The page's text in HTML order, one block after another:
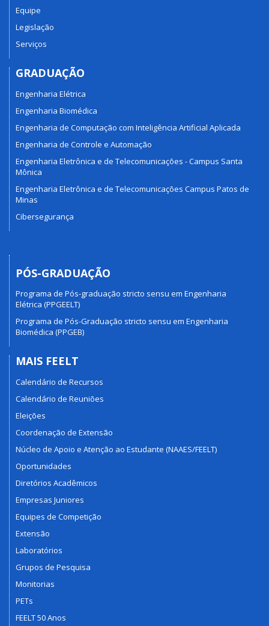
Equipe
Legislação
Serviços
GRADUAÇÃO
Engenharia Elétrica
Engenharia Biomédica
Engenharia de Computação com Inteligência Artificial Aplicada
Engenharia de Controle e Automação
Engenharia Eletrônica e de Telecomunicações - Campus Santa
Mônica
Engenharia Eletrônica e de Telecomunicações Campus Patos de
Minas
Cibersegurança
PÓS-GRADUAÇÃO
Programa de Pós-graduação stricto sensu em Engenharia
Elétrica (PPGEELT)
Programa de Pós-Graduação stricto sensu em Engenharia
Biomédica (PPGEB)
MAIS FEELT
Calendário de Recursos
Calendário de Reuniões
Eleições
Coordenação de Extensão
Núcleo de Apoio e Atenção ao Estudante (NAAES/FEELT)
Oportunidades
Diretórios Acadêmicos
Empresas Juniores
Equipes de Competição
Extensão
Laboratórios
Grupos de Pesquisa
Monitorias
PETs
FEELT 50 Anos